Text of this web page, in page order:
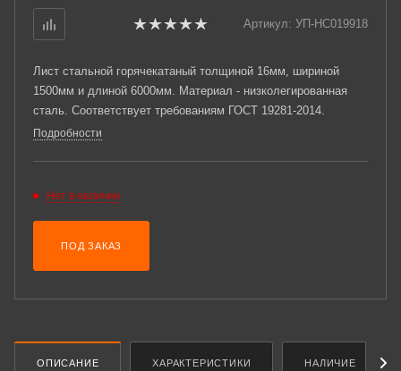
Артикул: УП-НС019918
Лист стальной горячекатаный толщиной 16мм, шириной
1500мм и длиной 6000мм. Материал - низколегированная
сталь. Соответствует требованиям ГОСТ 19281-2014.
Подробности
Нет в наличии
ПОД ЗАКАЗ
ОПИСАНИЕ ХАРАКТЕРИСТИКИ НАЛИЧИЕ